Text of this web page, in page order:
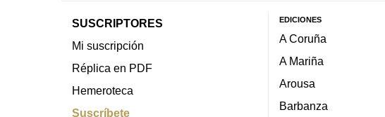
SUSCRIPTORES
Mi suscripción
Réplica en PDF
Hemeroteca
Suscríbete
EDICIONES
A Coruña
A Mariña
Arousa
Barbanza